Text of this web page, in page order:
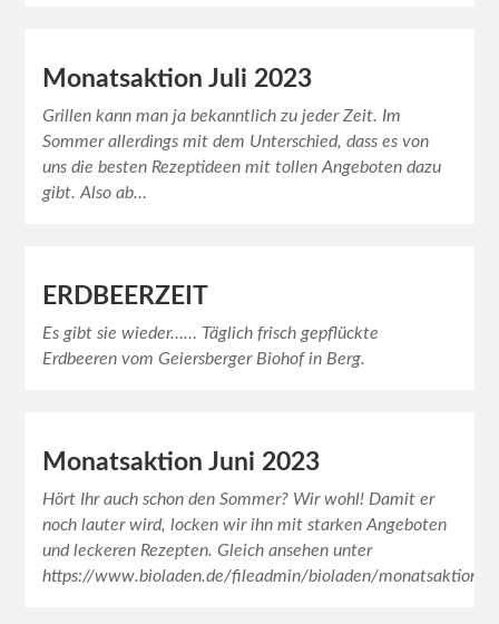
Monatsaktion Juli 2023
Grillen kann man ja bekanntlich zu jeder Zeit. Im
Sommer allerdings mit dem Unterschied, dass es von
uns die besten Rezeptideen mit tollen Angeboten dazu
gibt. Also ab…
ERDBEERZEIT
Es gibt sie wieder…… Täglich frisch gepflückte
Erdbeeren vom Geiersberger Biohof in Berg.
Monatsaktion Juni 2023
Hört Ihr auch schon den Sommer? Wir wohl! Damit er
noch lauter wird, locken wir ihn mit starken Angeboten
und leckeren Rezepten. Gleich ansehen unter
https://www.bioladen.de/fileadmin/bioladen/monatsaktion/